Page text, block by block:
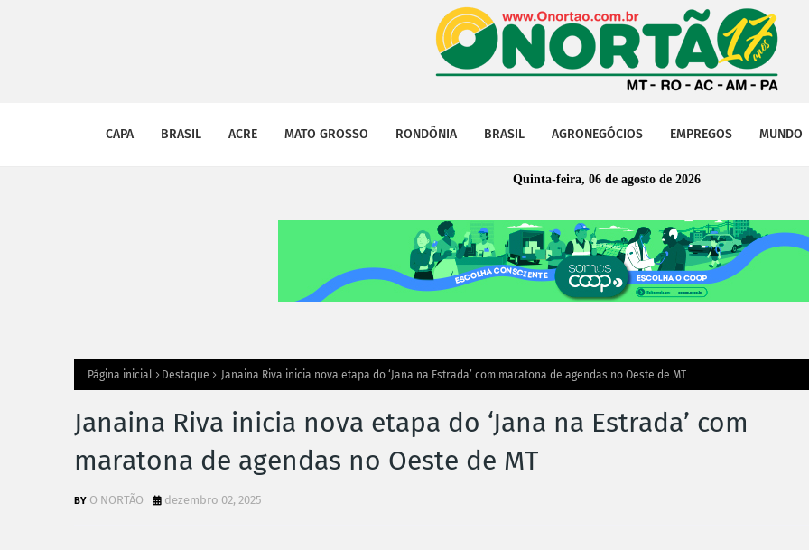
CAPA BRASIL ACRE MATO GROSSO RONDÔNIA BRASIL AGRONEGÓCIOS EMPREGOS MUNDO
Quinta-feira, 06 de agosto de 2026
Página inicial Destaque Janaina Riva inicia nova etapa do ‘Jana na Estrada’ com maratona de agendas no Oeste de MT
Janaina Riva inicia nova etapa do ‘Jana na Estrada’ com
maratona de agendas no Oeste de MT
O NORTÃO dezembro 02, 2025